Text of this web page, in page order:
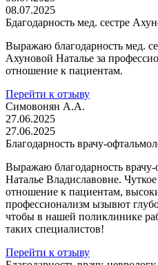
08.07.2025
Бдагодарность мед. сестре
Выражаю благодарность мед.
Ахуновой Наталье за
отношение к пациентам.
Перейти к отзыву
Симовонян А.А.
27.06.2025
27.06.2025
Благодарность врачу-
Выражаю благодарность
Наталье Владиславовне.
отношение к пациентам,
профессионализм ызывют
чтобы в нашей поликлинике
таких специалистов!
Перейти к отзыву